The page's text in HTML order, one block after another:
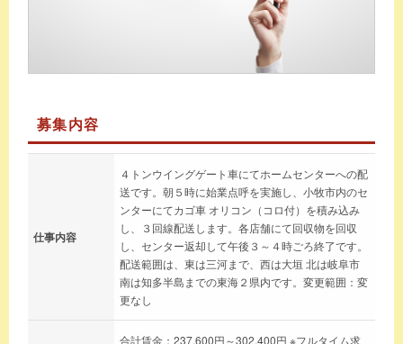
募集内容
仕事内容
４トンウイングゲート車にてホームセンターへの配
送です。朝５時に始業点呼を実施し、小牧市内のセ
ンターにてカゴ車 オリコン（コロ付）を積み込み
し、３回線配送します。各店舗にて回収物を回収
し、センター返却して午後３～４時ごろ終了です。
配送範囲は、東は三河まで、西は大垣 北は岐阜市
南は知多半島までの東海２県内です。変更範囲：変
更なし
合計賃金：237,600円～302,400円 ※フルタイム求